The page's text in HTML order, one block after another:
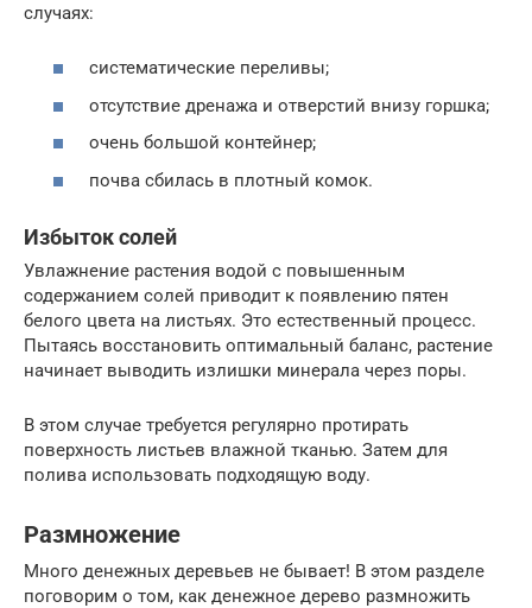
случаях:
систематические переливы;
отсутствие дренажа и отверстий внизу горшка;
очень большой контейнер;
почва сбилась в плотный комок.
Избыток солей
Увлажнение растения водой с повышенным
содержанием солей приводит к появлению пятен
белого цвета на листьях. Это естественный процесс.
Пытаясь восстановить оптимальный баланс, растение
начинает выводить излишки минерала через поры.
В этом случае требуется регулярно протирать
поверхность листьев влажной тканью. Затем для
полива использовать подходящую воду.
Размножение
Много денежных деревьев не бывает! В этом разделе
поговорим о том, как денежное дерево размножить